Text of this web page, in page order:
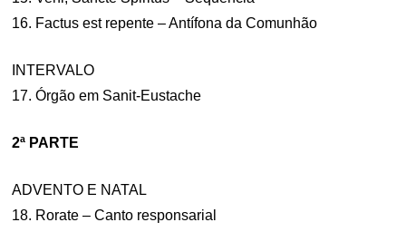
16. Factus est repente – Antífona da Comunhão
INTERVALO
17. Órgão em Sanit-Eustache
2ª PARTE
ADVENTO E NATAL
18. Rorate – Canto responsarial